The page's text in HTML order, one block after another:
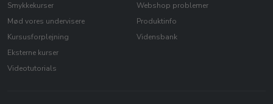
Smykkekurser
Mød vores undervisere
Kursusforplejning
Eksterne kurser
Videotutorials
Webshop problemer
Produktinfo
Vidensbank